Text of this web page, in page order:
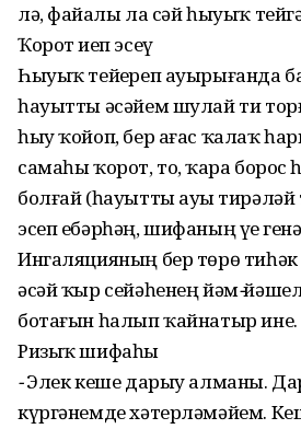
лә, файҙалы ла сәй һыуыҡ
Ҡорот иҙеп эсеү
Һыуыҡ тейҙереп ауырығанда
һауытты әсәйем шулай ти
һыу ҡойоп, бер ағас ҡалаҡ
самаһы ҡорот, тоҙ, ҡара борос
болғай (һауытты ауыҙ тирәләй
эсеп ебәрһәң, шифаның үҙе
Ингаляцияның бер төрө тиһәк
әсәй ҡыр сейәһенең йәм-
ботағын һалып ҡайнатыр ине.
Ризыҡ шифаһы
-Элек кеше дарыу алманы.
күргәнемде хәтерләмәйем.